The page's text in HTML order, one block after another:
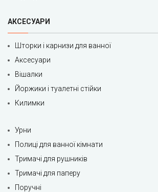
АКСЕСУАРИ
Шторки і карнизи для ванної
Аксесуари
Вішалки
Йоржики і туалетні стійки
Килимки
Урни
Полиці для ванної кімнати
Тримачі для рушників
Тримачі для паперу
Поручні